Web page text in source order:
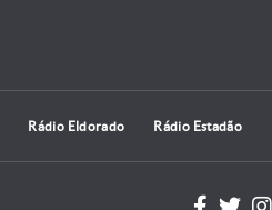
Rádio Eldorado Rádio Estadão